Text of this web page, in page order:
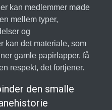
kan medlemmer møde
mellem typer,
og
kan det materiale, som
gamle papirlapper, få
respekt, det fortjener.
den smalle